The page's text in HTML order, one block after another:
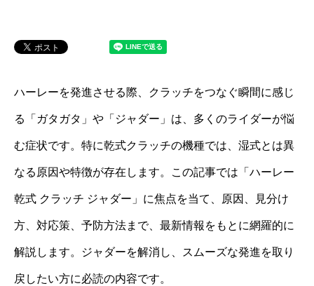
ハーレーを発進させる際、クラッチをつなぐ瞬間に感じ
る「ガタガタ」や「ジャダー」は、多くのライダーが悩
む症状です。特に乾式クラッチの機種では、湿式とは異
なる原因や特徴が存在します。この記事では「ハーレー
乾式 クラッチ ジャダー」に焦点を当て、原因、見分け
方、対応策、予防方法まで、最新情報をもとに網羅的に
解説します。ジャダーを解消し、スムーズな発進を取り
戻したい方に必読の内容です。